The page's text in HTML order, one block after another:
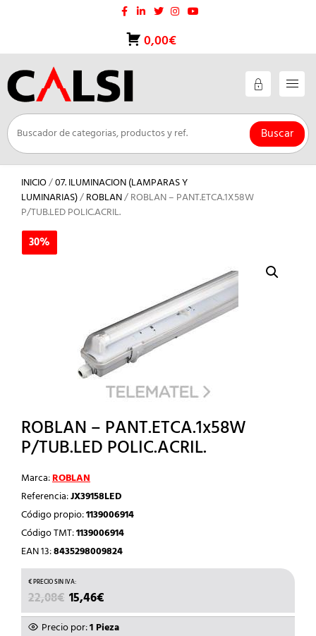
0,00€
Buscar
INICIO/07. ILUMINACION (LAMPARAS Y
LUMINARIAS)/ROBLAN/ ROBLAN – PANT.ETCA.1X58W
P/TUB.LED POLIC.ACRIL.
30%
ROBLAN – PANT.ETCA.1x58W
P/TUB.LED POLIC.ACRIL.
Marca:ROBLAN
Referencia:JX39158LED
Código propio:1139006914
Código TMT:1139006914
EAN 13:8435298009824
22,08€ EL
PRECIO
ORIGINAL
15,46€
PRECIO
ACTUAL
Precio por:1 Pieza
30%